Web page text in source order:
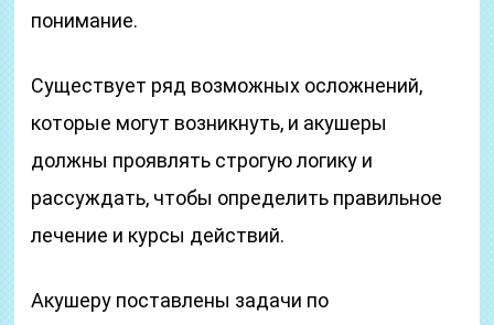
понимание.
Существует ряд возможных осложнений,
которые могут возникнуть, и акушеры
должны проявлять строгую логику и
рассуждать, чтобы определить правильное
лечение и курсы действий.
Акушеру поставлены задачи по